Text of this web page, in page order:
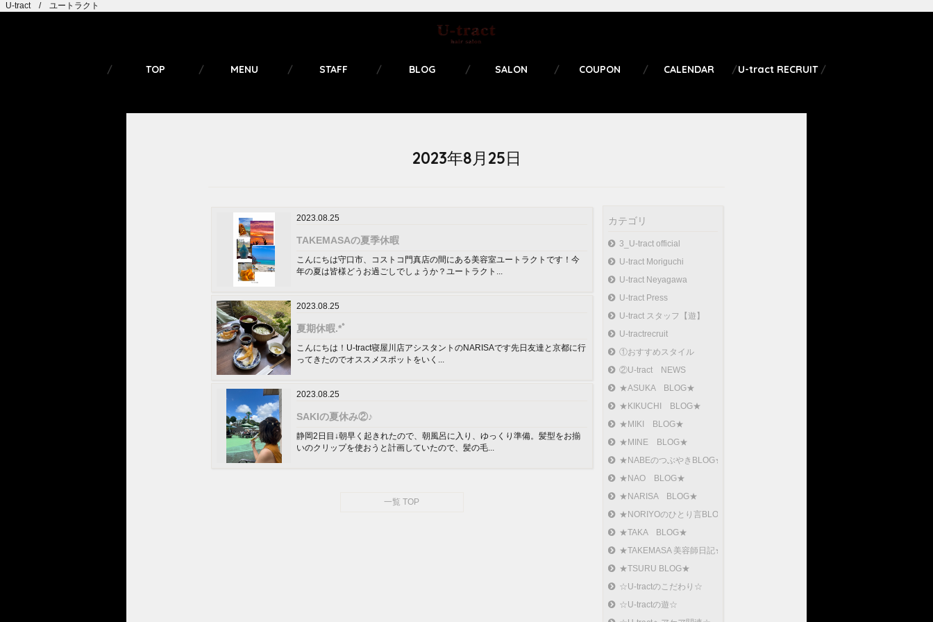
U-tract / ユートラクト
TOP MENU STAFF BLOG SALON COUPON CALENDAR U-tract RECRUIT
2023年8月25日
2023.08.25
TAKEMASAの夏季休暇
こんにちは守口市、コストコ門真店の間にある美容室ユートラクトです！今
年の夏は皆様どうお過ごしでしょうか？ユートラクト...
2023.08.25
夏期休暇.*ﾟ
こんにちは！U-tract寝屋川店アシスタントのNARISAです先日友達と京都に行
ってきたのでオススメスポットをいく...
2023.08.25
SAKIの夏休み②♪
静岡2日目↓朝早く起きれたので、朝風呂に入り、ゆっくり準備。髪型をお揃
いのクリップを使おうと計画していたので、髪の毛...
一覧 TOP
カテゴリ
3_U-tract official
U-tract Moriguchi
U-tract Neyagawa
U-tract Press
U-tract スタッフ【遊】
U-tractrecruit
①おすすめスタイル
②U-tract NEWS
★ASUKA BLOG★
★KIKUCHI BLOG★
★MIKI BLOG★
★MINE BLOG★
★NABEのつぶやきBLOG★
★NAO BLOG★
★NARISA BLOG★
★NORIYOのひとり言BLOG
★TAKA BLOG★
★TAKEMASA 美容師日記★
★TSURU BLOG★
☆U-tractのこだわり☆
☆U-tractの遊☆